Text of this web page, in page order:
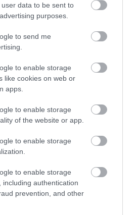
data to be sent to
purposes.
to send me
to enable storage
like cookies on web or
apps.
to enable storage
of the website or app.
to enable storage
to enable storage
including authentication
prevention, and other
ÉRDEMES MEGNÉZNI
augusztus 08
MINT EGY HÓNAP IS LEHET, MIRE
ÚJRAINDUL A P...
Mindenki ügye
NÉMETÜL OTTHONRÓL: A
TANULÁS ELŐNYEI